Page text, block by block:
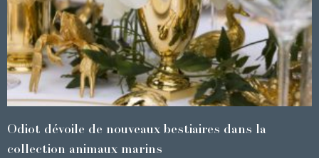
Odiot dévoile de nouveaux bestiaires dans la
collection animaux marins